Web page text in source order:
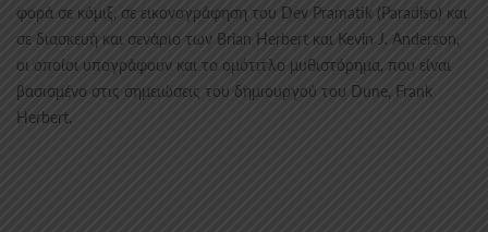
φορά σε κόμιξ, σε εικονογράφηση του Dev Pramatik (Paradiso) και
σε διασκευή και σενάριο των Brian Herbert και Kevin J. Anderson,
οι οποίοι υπογράφουν και το ομότιτλο μυθιστόρημα, που είναι
βασισμένο στις σημειώσεις του δημιουργού του Dune, Frank
Herbert.